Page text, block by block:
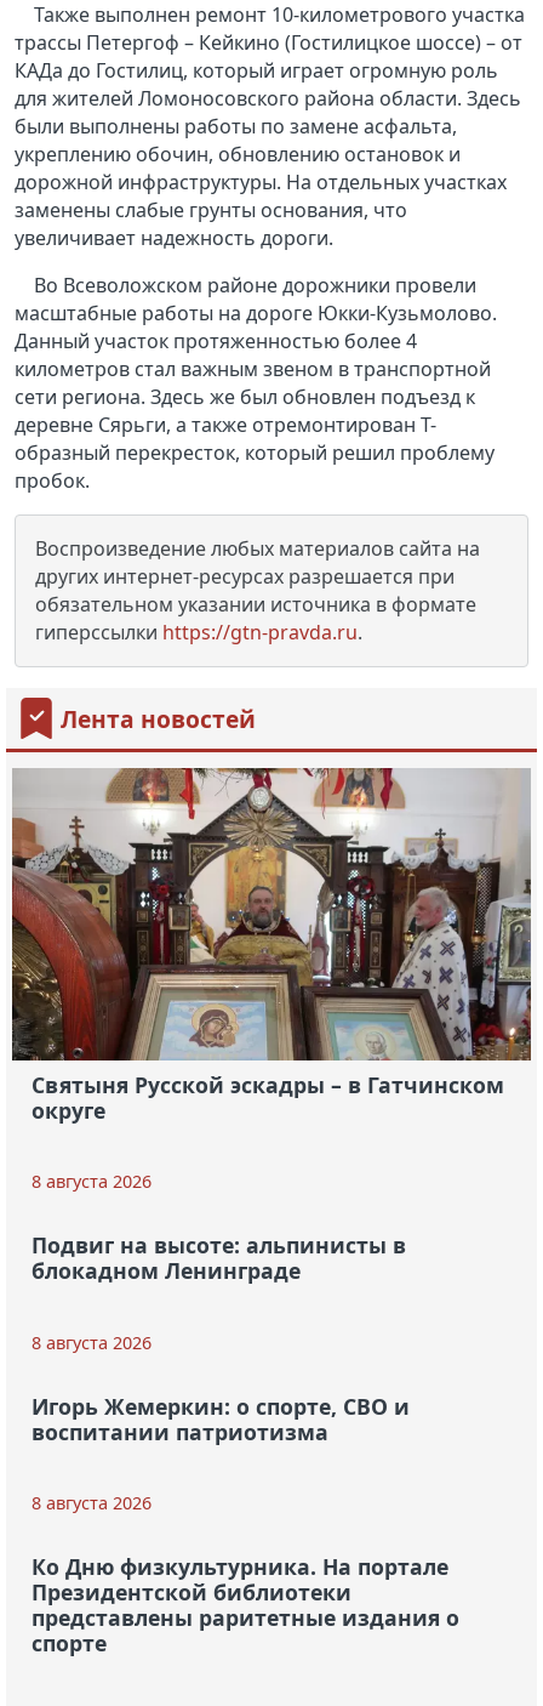
Также выполнен ремонт 10-километрового участка
трассы Петергоф – Кейкино (Гостилицкое шоссе) – от
КАДа до Гостилиц, который играет огромную роль
для жителей Ломоносовского района области. Здесь
были выполнены работы по замене асфальта,
укреплению обочин, обновлению остановок и
дорожной инфраструктуры. На отдельных участках
заменены слабые грунты основания, что
увеличивает надежность дороги.
Во Всеволожском районе дорожники провели
масштабные работы на дороге Юкки-Кузьмолово.
Данный участок протяженностью более 4
километров стал важным звеном в транспортной
сети региона. Здесь же был обновлен подъезд к
деревне Сярьги, а также отремонтирован Т-
образный перекресток, который решил проблему
пробок.
Воспроизведение любых материалов сайта на
других интернет-ресурсах разрешается при
обязательном указании источника в формате
гиперссылки https://gtn-pravda.ru.
Лента новостей
Святыня Русской эскадры – в Гатчинском
округе
8 августа 2026
Подвиг на высоте: альпинисты в
блокадном Ленинграде
8 августа 2026
Игорь Жемеркин: о спорте, СВО и
воспитании патриотизма
8 августа 2026
Ко Дню физкультурника. На портале
Президентской библиотеки
представлены раритетные издания о
спорте